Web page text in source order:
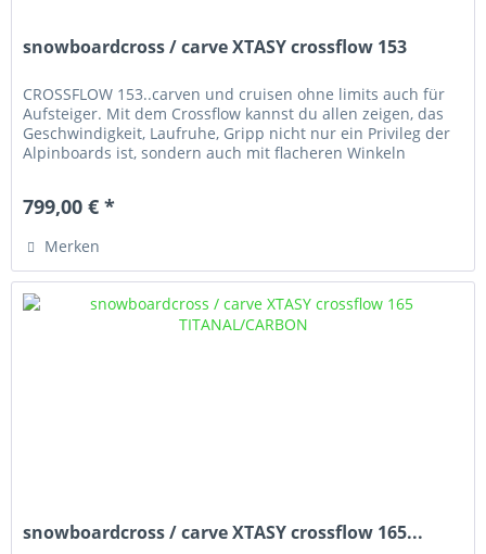
snowboardcross / carve XTASY crossflow 153
CROSSFLOW 153..carven und cruisen ohne limits auch für
Aufsteiger. Mit dem Crossflow kannst du allen zeigen, das
Geschwindigkeit, Laufruhe, Gripp nicht nur ein Privileg der
Alpinboards ist, sondern auch mit flacheren Winkeln
799,00 € *
Merken
snowboardcross / carve XTASY crossflow 165...